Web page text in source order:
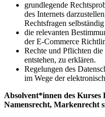
grundlegende
des Internets
Rechtsfragen
die relevanten
der E-Commerce
Rechte und Pflichten die
entstehen, zu erklären.
Regelungen des
im Wege der
Absolvent*innen des
Namensrecht, Markenrecht